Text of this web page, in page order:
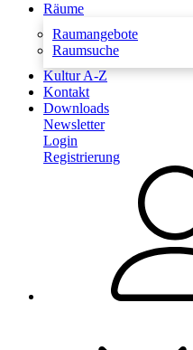
Räume
Raumangebote
Raumsuche
Kultur A-Z
Kontakt
Downloads
Newsletter
Login
Registrierung